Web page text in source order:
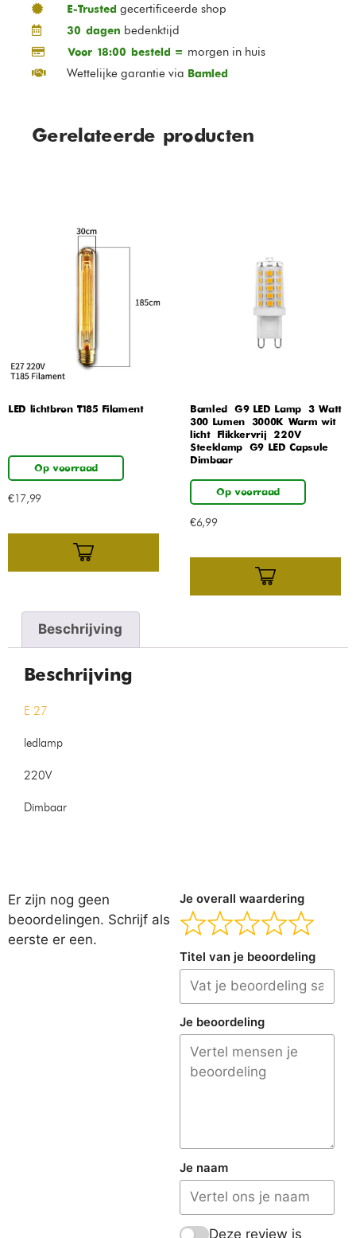
E-Trusted gecertificeerde shop
30 dagen bedenktijd
Voor 18:00 besteld = morgen in huis
Wettelijke garantie via Bamled
Gerelateerde producten
LED lichtbron T185 Filament
Op voorraad
€17,99
Bamled – G9 LED Lamp – 3 Watt –
300 Lumen – 3000K Warm wit
licht – Flikkervrij – 220V
Steeklamp – G9 LED Capsule –
Dimbaar
Op voorraad
€6,99
Beschrijving
Beschrijving
E 27
ledlamp
220V
Dimbaar
Er zijn nog geen
beoordelingen. Schrijf als
eerste er een.
Je overall waardering
Titel van je beoordeling
Je beoordeling
Je naam
Deze review is